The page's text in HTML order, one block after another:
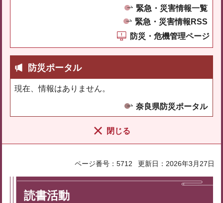
緊急・災害情報一覧
緊急・災害情報RSS
防災・危機管理ページ
防災ポータル
現在、情報はありません。
奈良県防災ポータル
閉じる
ページ番号：5712 更新日：2026年3月27日
読書活動